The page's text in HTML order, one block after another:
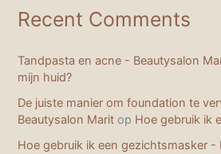
Recent Comments
Tandpasta en acne - Beautysalon
mijn huid?
De juiste manier om foundation te
Beautysalon Marit op Hoe gebruik ik
Hoe gebruik ik een gezichtsmasker -